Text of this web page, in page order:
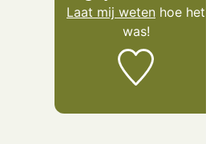
Laat mij weten hoe het
was!